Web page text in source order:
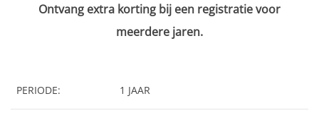
Ontvang extra korting bij een registratie voor
meerdere jaren.
PERIODE: 1 JAAR